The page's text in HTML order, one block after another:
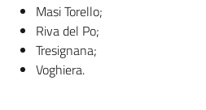
Masi Torello;
Riva del Po;
Tresignana;
Voghiera.